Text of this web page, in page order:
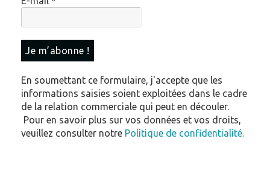
En soumettant ce formulaire, j'accepte que les
informations saisies soient exploitées dans le cadre
de la relation commerciale qui peut en découler.
Pour en savoir plus sur vos données et vos droits,
veuillez consulter notre Politique de confidentialité.